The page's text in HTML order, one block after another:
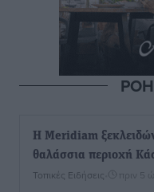
Η Meridiam
θαλάσσια περιοχή
Τοπικές Ειδήσεις πριν 5